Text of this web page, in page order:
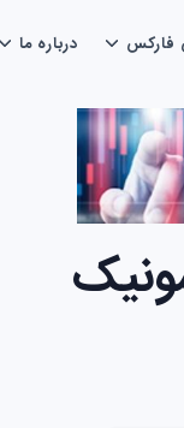
فارکس درباره ما